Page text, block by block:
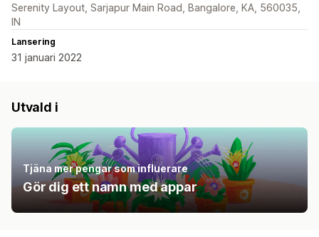
Serenity Layout, Sarjapur Main Road, Bangalore, KA, 560035,
IN
Lansering
31 januari 2022
Utvald i
Tjäna mer pengar som influerare
Gör dig ett namn med appar